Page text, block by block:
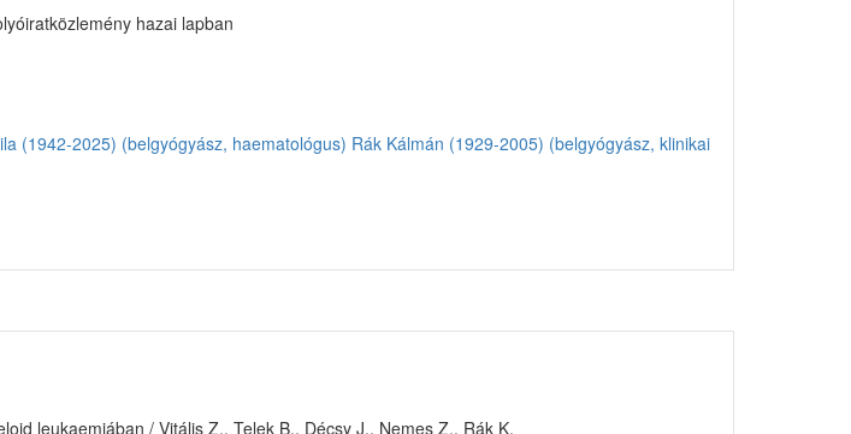
hazai lapban
(1942-2025) (belgyógyász, haematológus) Rák Kálmán (1929-2005) (belgyógyász, klinikai
leukaemiában / Vitális Z., Telek B., Décsy J., Nemes Z., Rák K.